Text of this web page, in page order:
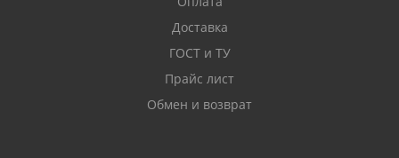
Доставка
ГОСТ и ТУ
Прайс лист
Обмен и возврат